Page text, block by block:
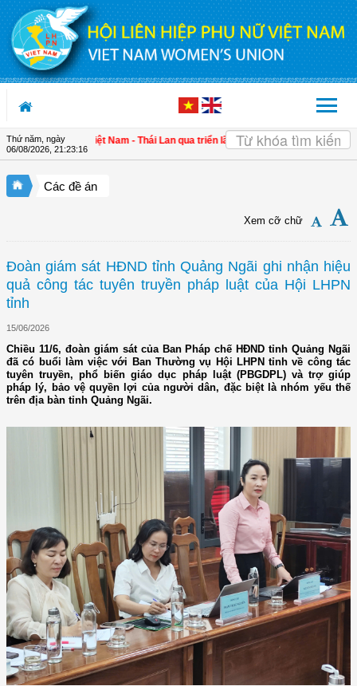
Truy cập nội dung luôn
Thứ năm, ngày
06/08/2026, 21:23:17
gắn kết Việt Nam - Thái Lan qua triển lãm "Đan kết hữu nghị" | 4 định
Các đề án
Xem cỡ chữ
Đoàn giám sát HĐND tỉnh Quảng Ngãi ghi nhận hiệu
quả công tác tuyên truyền pháp luật của Hội LHPN
tỉnh
15/06/2026
Chiều 11/6, đoàn giám sát của Ban Pháp chế HĐND tỉnh Quảng Ngãi
đã có buổi làm việc với Ban Thường vụ Hội LHPN tỉnh về công tác
tuyên truyền, phổ biến giáo dục pháp luật (PBGDPL) và trợ giúp
pháp lý, bảo vệ quyền lợi của người dân, đặc biệt là nhóm yếu thế
trên địa bàn tỉnh Quảng Ngãi.